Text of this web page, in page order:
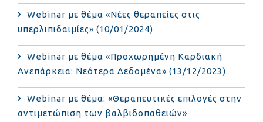
Webinar με θέμα «Νέες θεραπείες στις
υπερλιπιδαιμίες» (10/01/2024)
Webinar με θέμα «Προχωρημένη Καρδιακή
Ανεπάρκεια: Νεότερα Δεδομένα» (13/12/2023)
Webinar με θέμα: «Θεραπευτικές επιλογές στην
αντιμετώπιση των βαλβιδοπαθειών»